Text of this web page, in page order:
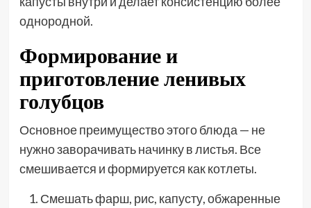
однородной.
Формирование и
приготовление ленивых
голубцов
Основное преимущество этого блюда — не
нужно заворачивать начинку в листья. Все
смешивается и формируется как котлеты.
Смешать фарш, рис, капусту, обжаренные